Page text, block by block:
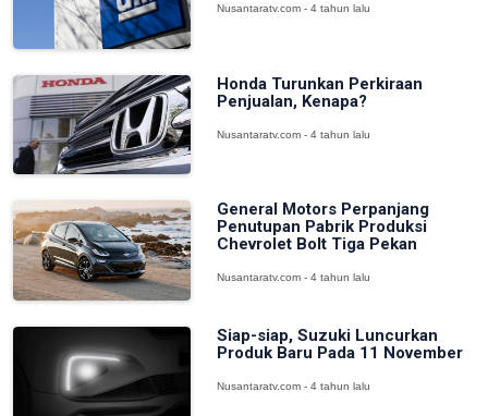
Nusantaratv.com - 4 tahun lalu
Honda Turunkan Perkiraan
Penjualan, Kenapa?
Nusantaratv.com - 4 tahun lalu
General Motors Perpanjang
Penutupan Pabrik Produksi
Chevrolet Bolt Tiga Pekan
Nusantaratv.com - 4 tahun lalu
Siap-siap, Suzuki Luncurkan
Produk Baru Pada 11 November
Nusantaratv.com - 4 tahun lalu